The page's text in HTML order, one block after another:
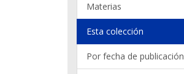
Materias
Esta colección
Por fecha de publicación